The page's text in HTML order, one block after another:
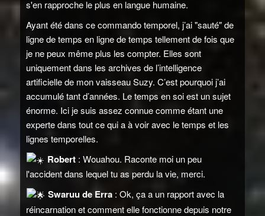
s'en rapproche le plus en langue humaine.
Ayant été dans ce commando temporel, j’ai "sauté" de
ligne de temps en ligne de temps tellement de fois que
je ne peux même plus les compter. Elles sont
uniquement dans les archives de l’intelligence
artificielle de mon vaisseau Suzy. C’est pourquoi j’ai
accumulé tant d’années. Le temps en soi est un sujet
énorme. Ici je suis assez connue comme étant une
experte dans tout ce qui a à voir avec le temps et les
lignes temporelles.
Robert : Wouahou. Raconte moi un peu
l'accident dans lequel tu as perdu la vie, merci.
Swaruu de Erra : Ok, ça a un rapport avec la
réincarnation et comment elle fonctionne depuis notre